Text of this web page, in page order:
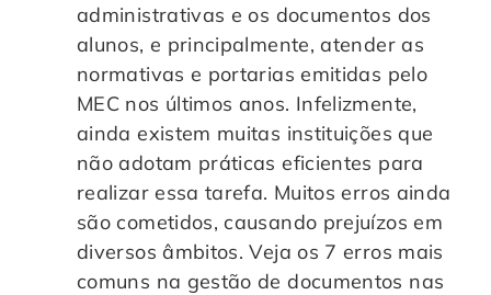
administrativas e os documentos dos
alunos, e principalmente, atender as
normativas e portarias emitidas pelo
MEC nos últimos anos. Infelizmente,
ainda existem muitas instituições que
não adotam práticas eficientes para
realizar essa tarefa. Muitos erros ainda
são cometidos, causando prejuízos em
diversos âmbitos. Veja os 7 erros mais
comuns na gestão de documentos nas